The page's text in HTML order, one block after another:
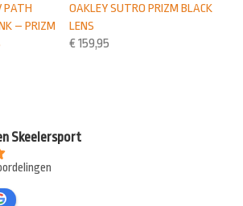
OAKLEY SUTRO PRIZM BLACK
LENS
€ 159,95
PATH
– PRIZM
Skeelersport